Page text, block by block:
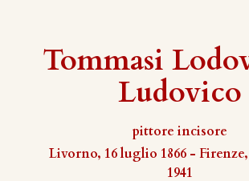
Tommasi
Ludovico
pittore incisore
Livorno, 16 luglio 1866 -
1941